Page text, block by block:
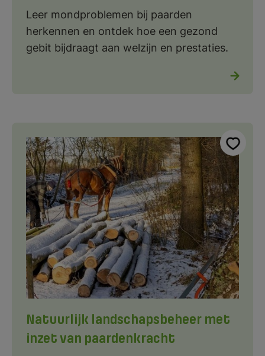
Leer mondproblemen bij paarden
herkennen en ontdek hoe een gezond
gebit bijdraagt aan welzijn en prestaties.
Natuurlijk landschapsbeheer met
inzet van paardenkracht